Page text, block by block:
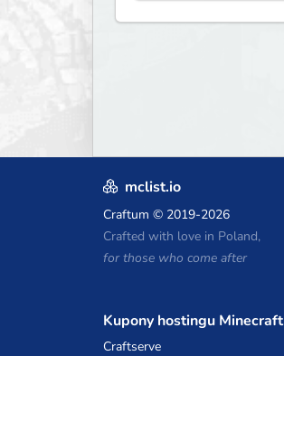
mclist.io
Craftum © 2019-2026
Crafted with love in Poland,
for those who come after
Kupony hostingu Minecraft
Craftserve